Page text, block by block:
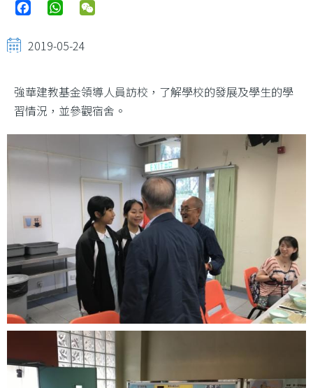
FacebookWhatsApp
2019-05-24
強華建教基金領導人員訪校，了解學校的發展及學生的學
習情況，並參觀宿舍。